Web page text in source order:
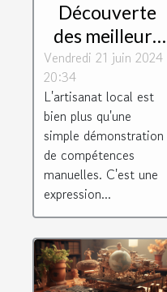
Découverte
des meilleurs
artisans locaux
: Comment ils
façonnent
l'identité
culturelle de
leur
communauté
Vendredi 21 juin 2024
20:34
L'artisanat local est
bien plus qu'une
simple démonstration
de compétences
manuelles. C'est une
expression...